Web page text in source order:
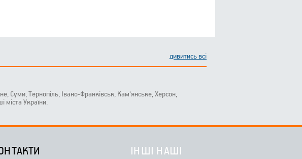
дивитись всі
Суми, Тернопіль, Івано-Франківськ, Кам'янське, Херсон,
міста України.
ІНШІ НАШІ